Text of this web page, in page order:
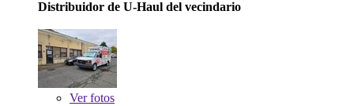
Distribuidor de U-Haul del vecindario
Verfotos